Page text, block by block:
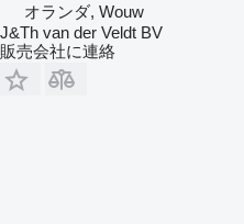
オランダ, Wouw
J&Th van der Veldt BV
販売会社に連絡